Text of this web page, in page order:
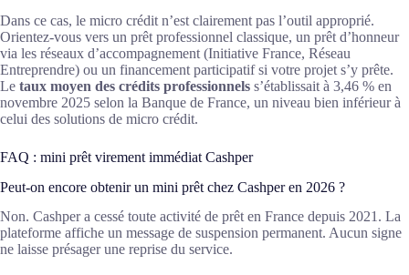
Dans ce cas, le micro crédit n’est clairement pas l’outil approprié.
Orientez-vous vers un prêt professionnel classique, un prêt d’honneur
via les réseaux d’accompagnement (Initiative France, Réseau
Entreprendre) ou un financement participatif si votre projet s’y prête.
Le taux moyen des crédits professionnels s’établissait à 3,46 % en
novembre 2025 selon la Banque de France, un niveau bien inférieur à
celui des solutions de micro crédit.
FAQ : mini prêt virement immédiat Cashper
Peut-on encore obtenir un mini prêt chez Cashper en 2026 ?
Non. Cashper a cessé toute activité de prêt en France depuis 2021. La
plateforme affiche un message de suspension permanent. Aucun signe
ne laisse présager une reprise du service.